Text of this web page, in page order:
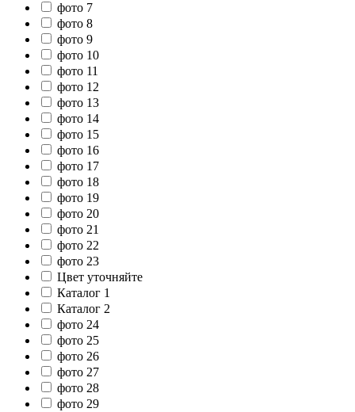
фото 7
фото 8
фото 9
фото 10
фото 11
фото 12
фото 13
фото 14
фото 15
фото 16
фото 17
фото 18
фото 19
фото 20
фото 21
фото 22
фото 23
Цвет уточняйте
Каталог 1
Каталог 2
фото 24
фото 25
фото 26
фото 27
фото 28
фото 29